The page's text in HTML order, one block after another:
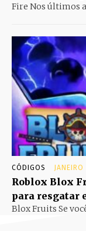
Fire Nos últimos
CÓDIGOS
Roblox Blox
para resgatar
Blox Fruits Se